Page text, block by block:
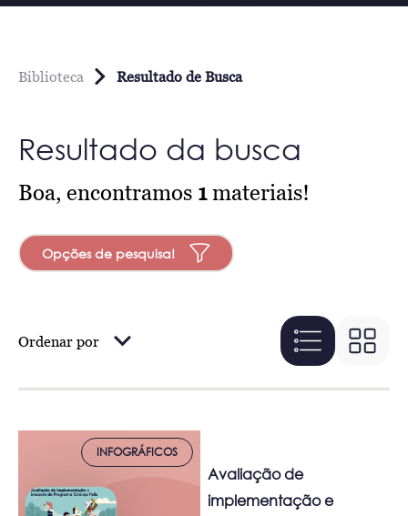
Biblioteca Resultado de Busca
Resultado da busca
Boa, encontramos 1materiais!
Opções de pesquisa!
Ordenar por
INFOGRÁFICOS
Avaliação de
implementação e